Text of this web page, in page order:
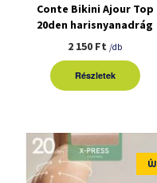
Conte Bikini Ajour Top
20den harisnyanadrág
2 150 Ft /db
Részletek
ÚJ